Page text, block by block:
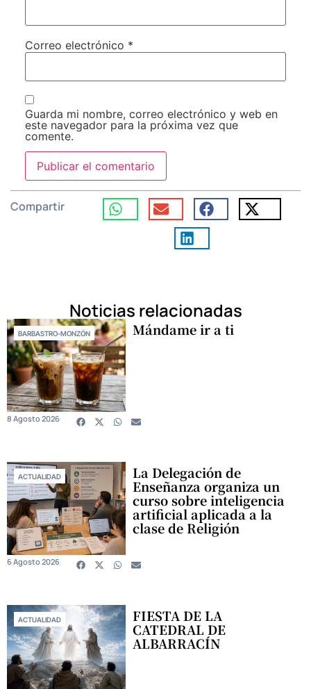
Correo electrónico *
Guarda mi nombre, correo electrónico y web en
este navegador para la próxima vez que
comente.
Compartir
Noticias relacionadas
BARBASTRO-MONZÓN Mándame ir a ti
8 Agosto 2026
ACTUALIDAD La Delegación de
Enseñanza organiza un
curso sobre inteligencia
artificial aplicada a la
clase de Religión
6 Agosto 2026
ACTUALIDAD FIESTA DE LA
CATEDRAL DE
ALBARRACÍN